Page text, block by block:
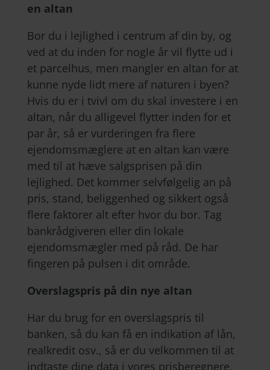
en altan
Bor du i lejlighed i centrum af din by, og
ved at du inden for nogle år vil flytte ud i
et parcelhus, men mangler en altan for at
kunne nyde lidt mere af naturen i byen?
Hvis du er i tvivl om du skal investere i en
altan, når du alligevel flytter inden for et
par år, så er vurderingen fra flere
ejendomsmæglere at en altan kan være
med til at hæve salgsprisen på din
lejlighed. Det kommer selvfølgelig an på
pris, stand, beliggenhed og sikkert også
flere faktorer alt efter hvor du bor. Tag
bankrådgiveren eller din lokale
ejendomsmægler med på råd. De har
fingeren på pulsen i dit område.
Overslagspris på din nye altan
Har du brug for en overslagspris til
banken, så du kan få en indikation af lån,
realkredit osv., så er du velkommen til at
indtaste dine data i vores prisberegnere,